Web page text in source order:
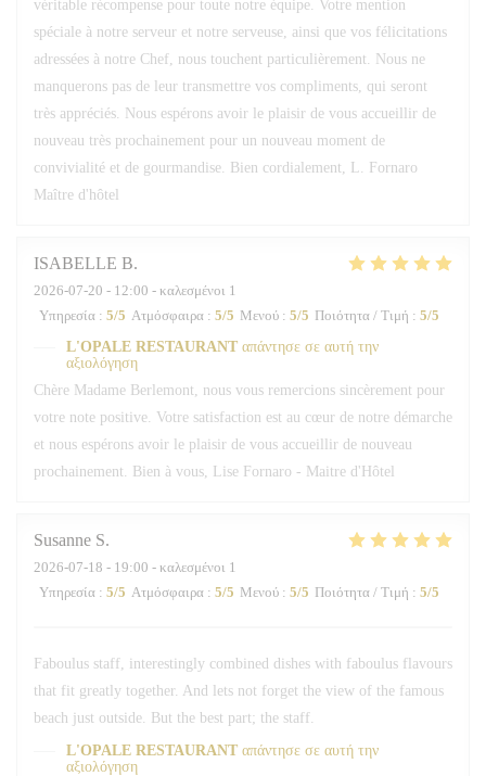
véritable récompense pour toute notre équipe. Votre mention
spéciale à notre serveur et notre serveuse, ainsi que vos félicitations
adressées à notre Chef, nous touchent particulièrement. Nous ne
manquerons pas de leur transmettre vos compliments, qui seront
très appréciés. Nous espérons avoir le plaisir de vous accueillir de
nouveau très prochainement pour un nouveau moment de
convivialité et de gourmandise. Bien cordialement, L. Fornaro
Maître d'hôtel
ISABELLE B
2026-07-20 - 12:00 - καλεσμένοι 1
Υπηρεσία : 5/5 Ατμόσφαιρα : 5/5 Μενού : 5/5 Ποιότητα / Τιμή : 5/5
L'OPALE RESTAURANT απάντησε σε αυτή την
αξιολόγηση
Chère Madame Berlemont, nous vous remercions sincèrement pour
votre note positive. Votre satisfaction est au cœur de notre démarche
et nous espérons avoir le plaisir de vous accueillir de nouveau
prochainement. Bien à vous, Lise Fornaro - Maitre d'Hôtel
Susanne S
2026-07-18 - 19:00 - καλεσμένοι 1
Υπηρεσία : 5/5 Ατμόσφαιρα : 5/5 Μενού : 5/5 Ποιότητα / Τιμή : 5/5
Faboulus staff, interestingly combined dishes with faboulus flavours
that fit greatly together. And lets not forget the view of the famous
beach just outside. But the best part; the staff.
L'OPALE RESTAURANT απάντησε σε αυτή την
αξιολόγηση